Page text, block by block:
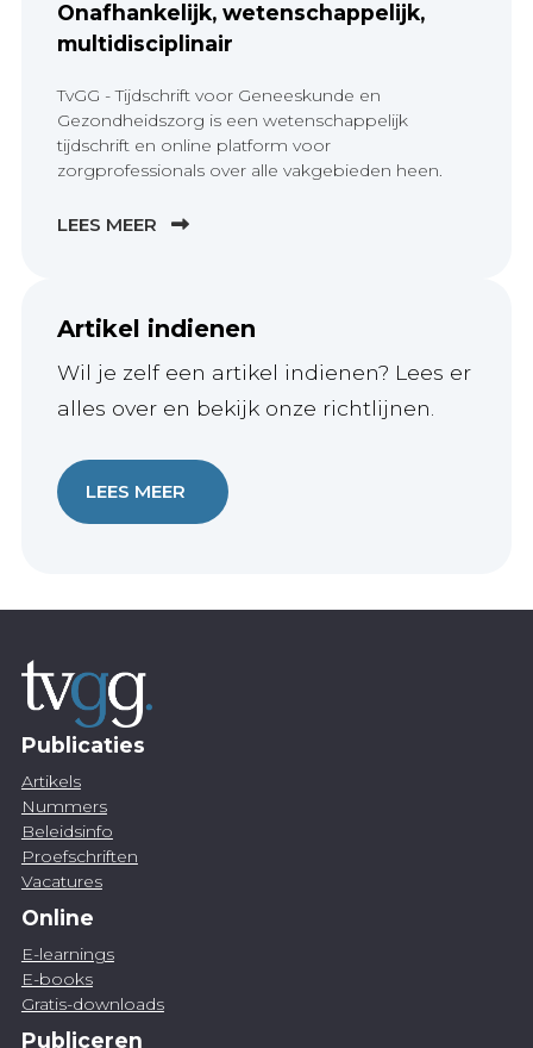
Onafhankelijk, wetenschappelijk,
multidisciplinair
TvGG - Tijdschrift voor Geneeskunde en
Gezondheidszorg is een wetenschappelijk
tijdschrift en online platform voor
zorgprofessionals over alle vakgebieden heen.
LEES MEER
Artikel indienen
Wil je zelf een artikel indienen? Lees er
alles over en bekijk onze richtlijnen.
LEES MEER
Publicaties
Artikels
Nummers
Beleidsinfo
Proefschriften
Vacatures
Online
E-learnings
E-books
Gratis-downloads
Publiceren